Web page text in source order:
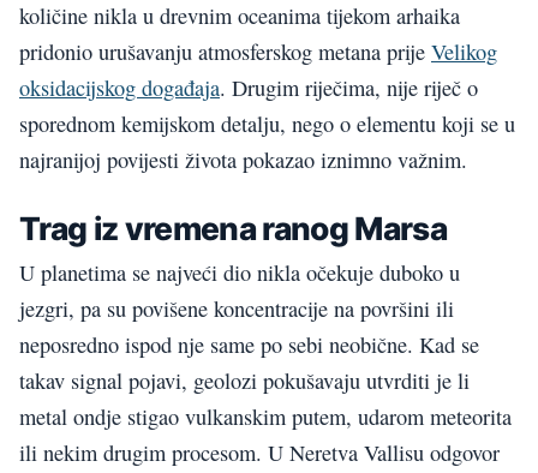
količine nikla u drevnim oceanima tijekom arhaika
pridonio urušavanju atmosferskog metana prije Velikog
oksidacijskog događaja. Drugim riječima, nije riječ o
sporednom kemijskom detalju, nego o elementu koji se u
najranijoj povijesti života pokazao iznimno važnim.
Trag iz vremena ranog Marsa
U planetima se najveći dio nikla očekuje duboko u
jezgri, pa su povišene koncentracije na površini ili
neposredno ispod nje same po sebi neobične. Kad se
takav signal pojavi, geolozi pokušavaju utvrditi je li
metal ondje stigao vulkanskim putem, udarom meteorita
ili nekim drugim procesom. U Neretva Vallisu odgovor